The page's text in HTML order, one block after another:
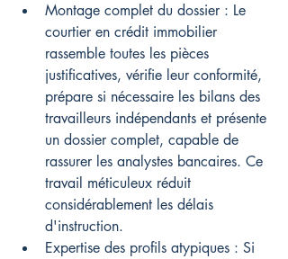
Montage complet du dossier : Le
courtier en crédit immobilier
rassemble toutes les pièces
justificatives, vérifie leur conformité,
prépare si nécessaire les bilans des
travailleurs indépendants et présente
un dossier complet, capable de
rassurer les analystes bancaires. Ce
travail méticuleux réduit
considérablement les délais
d'instruction.
Expertise des profils atypiques : Si